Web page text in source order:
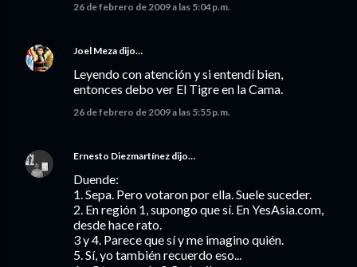
26 de febrero de 2009 a las 5:04 p.m.
Joel Meza dijo…
Leyendo con atención y si entendí bien,
entonces debo ver El Tigre en la Cama.
26 de febrero de 2009 a las 5:55 p.m.
Ernesto Diezmartínez dijo…
Duende:
1. Sepa. Pero votaron por ella. Suele suceder.
2. En región 1, supongo que sí. En YesAsia.com,
desde hace rato.
3 y 4. Parece que sí y me imagino quién.
5. Sí, yo también recuerdo eso...